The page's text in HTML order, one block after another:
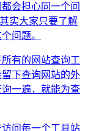
会担心同一个问
实大家只要了解
问题。
有的网站查询工
下查询网站的外
一遍，就能为查
问每一个工具站